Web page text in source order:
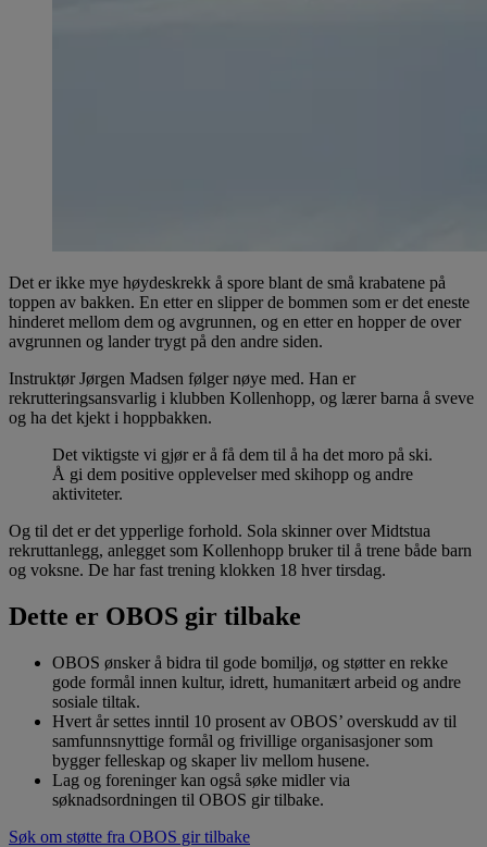
Det er ikke mye høydeskrekk å spore blant de små krabatene på
toppen av bakken. En etter en slipper de bommen som er det eneste
hinderet mellom dem og avgrunnen, og en etter en hopper de over
avgrunnen og lander trygt på den andre siden.
Instruktør Jørgen Madsen følger nøye med. Han er
rekrutteringsansvarlig i klubben Kollenhopp, og lærer barna å sveve
og ha det kjekt i hoppbakken.
Det viktigste vi gjør er å få dem til å ha det moro på ski.
Å gi dem positive opplevelser med skihopp og andre
aktiviteter.
Og til det er det ypperlige forhold. Sola skinner over Midtstua
rekruttanlegg, anlegget som Kollenhopp bruker til å trene både barn
og voksne. De har fast trening klokken 18 hver tirsdag.
Dette er OBOS gir tilbake
OBOS ønsker å bidra til gode bomiljø, og støtter en rekke
gode formål innen kultur, idrett, humanitært arbeid og andre
sosiale tiltak.
Hvert år settes inntil 10 prosent av OBOS’ overskudd av til
samfunnsnyttige formål og frivillige organisasjoner som
bygger felleskap og skaper liv mellom husene.
Lag og foreninger kan også søke midler via
søknadsordningen til OBOS gir tilbake.
Søk om støtte fra OBOS gir tilbake